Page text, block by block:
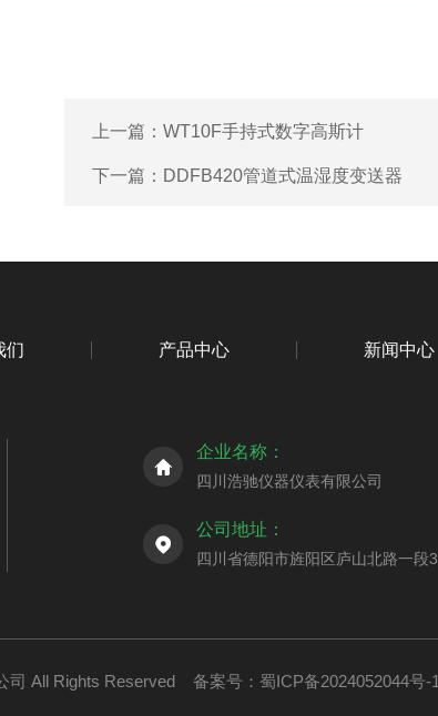
上一篇： WT10F手持式数字高斯计
下一篇： DDFB420管道式温湿度变送器
们 产品中心 新闻中心
企业名称：
四川浩驰仪器仪表有限公司
公司地址：
司 All Rights Reserved 备案号：蜀ICP备2024052044号-1